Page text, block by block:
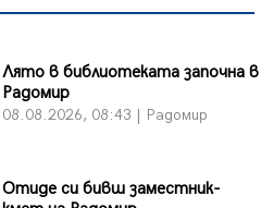
Лято в библиотеката започна в
Радомир
08.08.2026, 08:43 | Радомир
Отиде си бивш заместник-